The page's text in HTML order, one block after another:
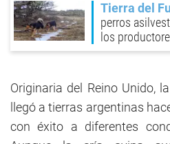
Tierra del
perros
los
Originaria del Reino Unido,
llegó a tierras argentinas
con éxito a diferentes